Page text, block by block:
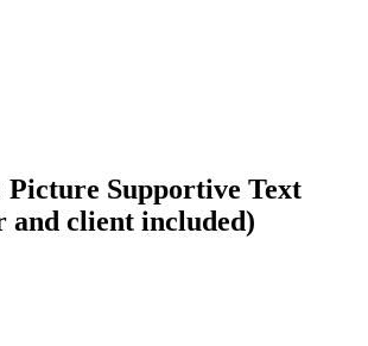
Picture Supportive Text
and client included)